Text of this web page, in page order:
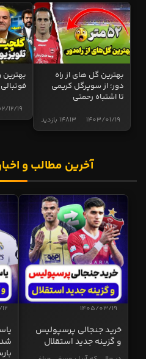
بهترین گل های از راه
دور؛ از سوپرگل کریمی
تا اشتباه رحمتی
14813 بازدید 1403/01/19
فوتبالی
12/19
آخرین مطالب و
1405/03/19
خرید جنجالی پرسپولیس
و گزینه جدید استقلال